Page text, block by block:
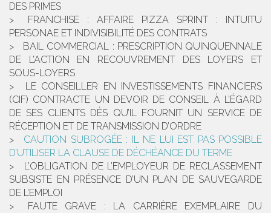
DES PRIMES
FRANCHISE : AFFAIRE PIZZA SPRINT : INTUITU
PERSONAE ET INDIVISIBILITÉ DES CONTRATS
BAIL COMMERCIAL : PRESCRIPTION QUINQUENNALE
DE L’ACTION EN RECOUVREMENT DES LOYERS ET
SOUS-LOYERS
LE CONSEILLER EN INVESTISSEMENTS FINANCIERS
(CIF) CONTRACTE UN DEVOIR DE CONSEIL À L’ÉGARD
DE SES CLIENTS DÈS QU’IL FOURNIT UN SERVICE DE
RÉCEPTION ET DE TRANSMISSION D’ORDRE
CAUTION SUBROGÉE : IL NE LUI EST PAS POSSIBLE
D’UTILISER LA CLAUSE DE DÉCHÉANCE DU TERME
L’OBLIGATION DE L’EMPLOYEUR DE RECLASSEMENT
SUBSISTE EN PRÉSENCE D’UN PLAN DE SAUVEGARDE
DE L’EMPLOI
FAUTE GRAVE : LA CARRIÈRE EXEMPLAIRE DU